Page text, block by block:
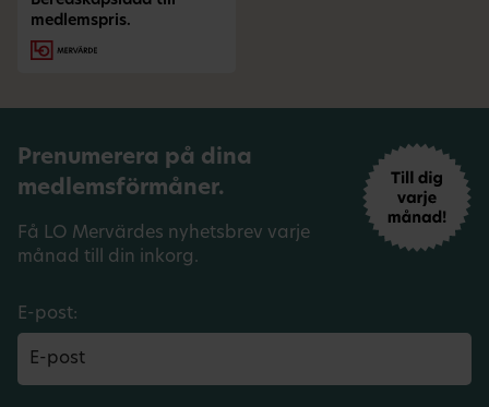
medlemspris.
Prenumerera på dina
medlemsförmåner.
Få LO Mervärdes nyhetsbrev varje
månad till din inkorg.
E-post: